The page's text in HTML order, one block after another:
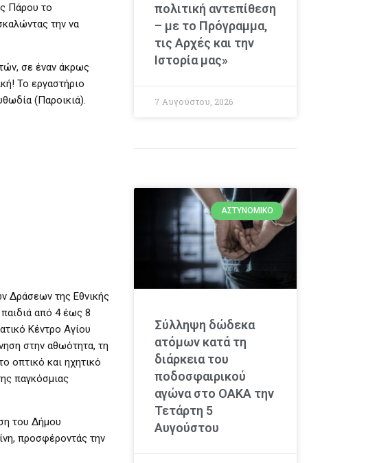
Πάρου το
την να
σε έναν άκρως
Το εργαστήριο
(Παροικιά).
Δράσεων της Εθνικής
από 4 έως 8
Κέντρο Αγίου
στην αθωότητα, τη
οπτικό και ηχητικό
παγκόσμιας
του Δήμου
προσφέροντάς την
πολιτική αντεπίθεση
– με το Πρόγραμμα,
τις Αρχές και την
Ιστορία μας»
7 Αυγούστου, 2026
ΑΣΤΥΝΟΜΙΚΌ
Σύλληψη δώδεκα
ατόμων κατά τη
διάρκεια του
ποδοσφαιρικού
αγώνα στο ΟΑΚΑ την
Τετάρτη 5
Αυγούστου